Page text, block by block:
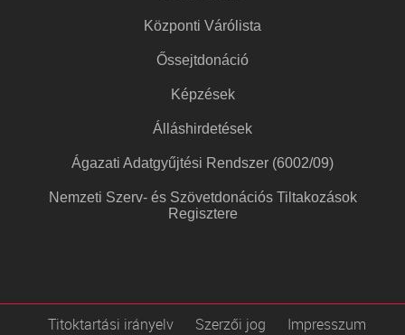
Központi Várólista
Őssejtdonáció
Képzések
Álláshirdetések
Ágazati Adatgyűjtési Rendszer (6002/09)
Nemzeti Szerv- és Szövetdonációs Tiltakozások
Regisztere
Titoktartási irányelv Szerzői jog Impresszum